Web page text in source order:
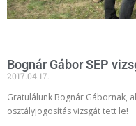
Bognár Gábor SEP
2017.04.17.
Gratulálunk Bognár Gábornak,
osztályjogosítás vizsgát tett le!